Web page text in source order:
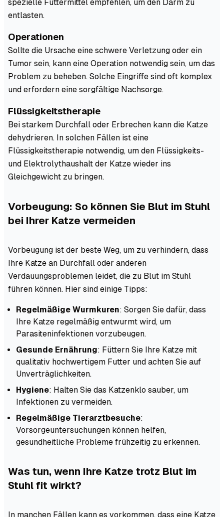
spezielle Futtermittel empfehlen, um den Darm zu
entlasten.
Operationen
Sollte die Ursache eine schwere Verletzung oder ein
Tumor sein, kann eine Operation notwendig sein, um das
Problem zu beheben. Solche Eingriffe sind oft komplex
und erfordern eine sorgfältige Nachsorge.
Flüssigkeitstherapie
Bei starkem Durchfall oder Erbrechen kann die Katze
dehydrieren. In solchen Fällen ist eine
Flüssigkeitstherapie notwendig, um den Flüssigkeits-
und Elektrolythaushalt der Katze wieder ins
Gleichgewicht zu bringen.
Vorbeugung: So können Sie Blut im Stuhl
bei Ihrer Katze vermeiden
Vorbeugung ist der beste Weg, um zu verhindern, dass
Ihre Katze an Durchfall oder anderen
Verdauungsproblemen leidet, die zu Blut im Stuhl
führen können. Hier sind einige Tipps:
Regelmäßige Wurmkuren: Sorgen Sie dafür, dass
Ihre Katze regelmäßig entwurmt wird, um
Parasiteninfektionen vorzubeugen.
Gesunde Ernährung: Füttern Sie Ihre Katze mit
qualitativ hochwertigem Futter und achten Sie auf
Unverträglichkeiten.
Hygiene: Halten Sie das Katzenklo sauber, um
Infektionen zu vermeiden.
Regelmäßige Tierarztbesuche:
Vorsorgeuntersuchungen können helfen,
gesundheitliche Probleme frühzeitig zu erkennen.
Was tun, wenn Ihre Katze trotz Blut im
Stuhl fit wirkt?
In manchen Fällen kann es vorkommen, dass eine Katze